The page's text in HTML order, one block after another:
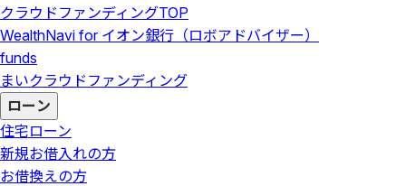
クラウドファンディングTOP
WealthNavi for イオン銀行（ロボアドバイザー）
funds
まいクラウドファンディング
ローン
住宅ローン
新規お借入れの方
お借換えの方